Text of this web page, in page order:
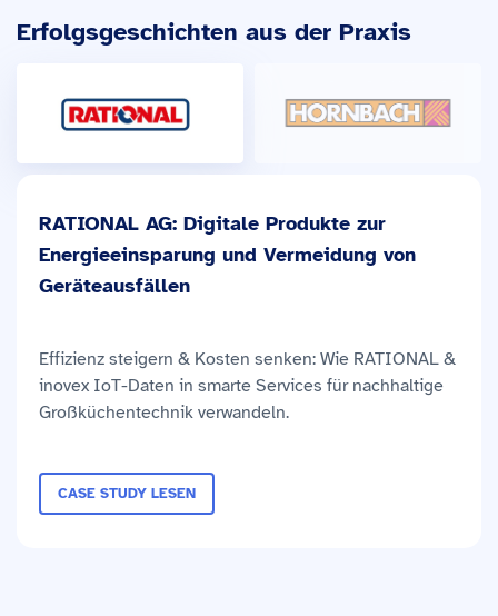
Erfolgsgeschichten aus der Praxis
RATIONAL AG: Digitale Produkte zur
Energieeinsparung und Vermeidung von
Geräteausfällen
Effizienz steigern & Kosten senken: Wie RATIONAL &
inovex IoT-Daten in smarte Services für nachhaltige
Großküchentechnik verwandeln.
CASE STUDY LESEN